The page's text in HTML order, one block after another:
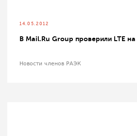
14.05.2012
В Mail.Ru Group проверили LTE
Новости членов РАЭК